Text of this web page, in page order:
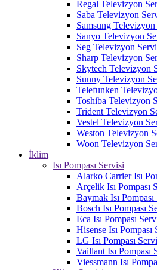
Regal Televizyon
Saba Televizyon
Samsung
Sanyo Televizyon
Seg Televizyon
Sharp Televizyon
Skytech Televizyon
Sunny Televizyon
Telefunken
Toshiba Televizyon
Trident Televizyon
Vestel Televizyon
Weston Televizyon
Woon Televizyon
İklim
Isı Pompası Servisi
Alarko Carrier Isı
Arçelik Isı Pompası
Baymak Isı
Bosch Isı Pompası
Eca Isı Pompası
Hisense Isı Pompası
LG Isı Pompası
Vaillant Isı Pompası
Viessmann Isı